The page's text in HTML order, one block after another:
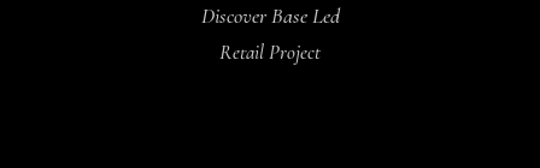
Discover Base Led
Retail Project